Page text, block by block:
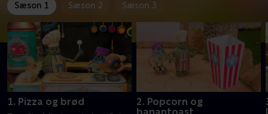
Sæson 1 Sæson 2 Sæson 3
1. Pizza og brød
2. Popcorn og